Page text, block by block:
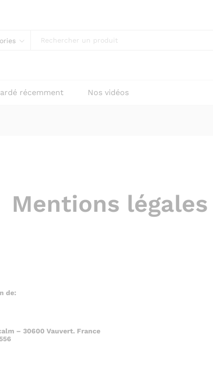
récemment Nos vidéos
Mentions légales
de:
– 30600 Vauvert. France